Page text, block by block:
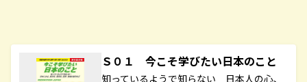
Ｓ０１ 今こそ学びたい日本のこと
知っているようで知らない 日本人の心、